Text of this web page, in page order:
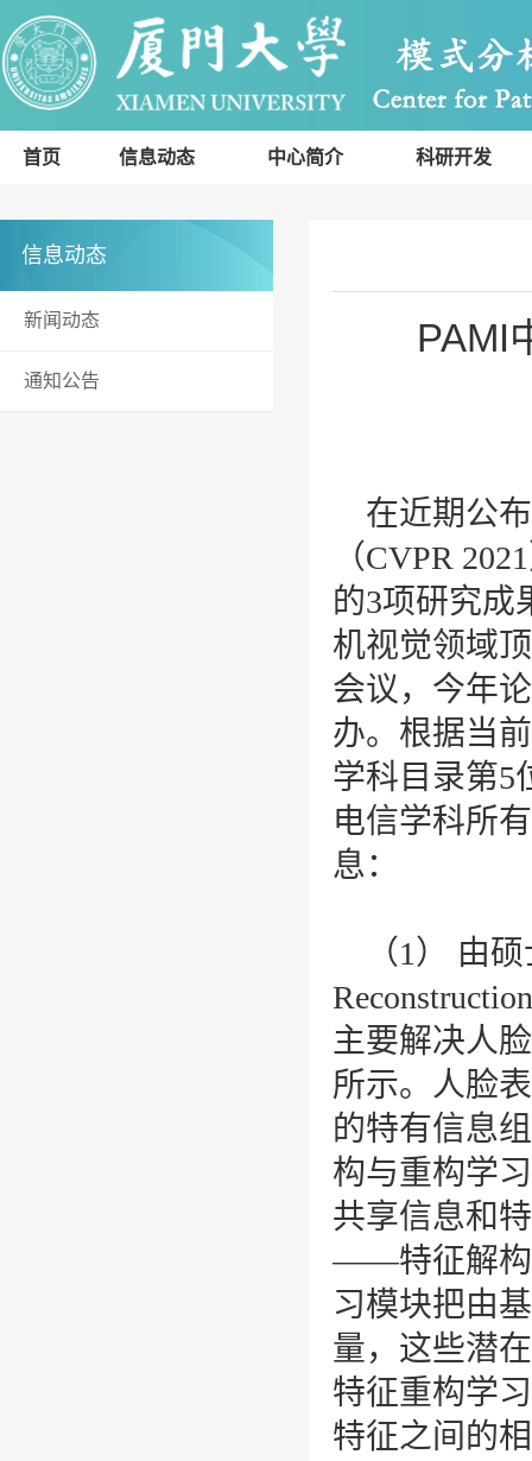
首页 信息动态 中心简介 科研开发
信息动态
新闻动态
通知公告
PAMI
在近期公
（CVPR 2021
的3项研究成
机视觉领域
会议，今年
办。根据当
学科目录第5
电信学科所
息：
（1 ） 由
主要解决人
所示。人脸
的特有信息
构与重构学
共享信息和
——特征解构
习模块把由
量，这些潜
特征重构学
特征之间的